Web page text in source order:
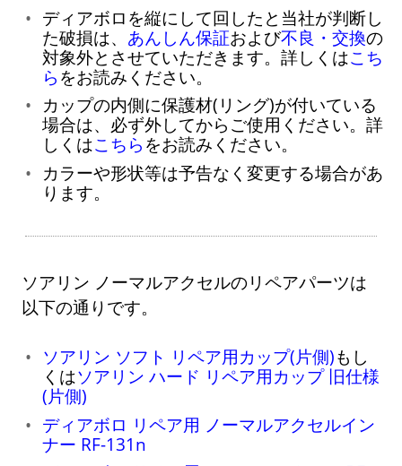
ディアボロを縦にして回したと当社が判断し
た破損は、 あんしん保証および不良・交換の
対象外とさせていただきます。詳しくはこち
ら をお読みください。
カップの内側に保護材(リング)が付いている
場合は、必ず外してからご使用ください。詳
しくはこちら をお読みください。
カラーや形状等は予告なく変更する場合があ
ります。
ソアリン ノーマルアクセルのリペアパーツは
以下の通りです。
ソアリン ソフト リペア用カップ(片側)もし
くはソアリン ハード リペア用カップ 旧仕様
(片側)
ディアボロ リペア用 ノーマルアクセルイン
ナー RF-131n